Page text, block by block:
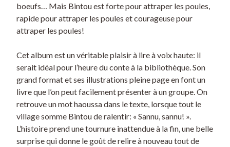
boeufs… Mais Bintou est forte pour attraper les poules,
rapide pour attraper les poules et courageuse pour
attraper les poules!
Cet album est un véritable plaisir à lire à voix haute: il
serait idéal pour l’heure du conte à la bibliothèque. Son
grand format et ses illustrations pleine page en font un
livre que l’on peut facilement présenter à un groupe. On
retrouve un mot haoussa dans le texte, lorsque tout le
village somme Bintou de ralentir: « Sannu, sannu! ».
L’histoire prend une tournure inattendue à la fin, une belle
surprise qui donne le goût de relire à nouveau tout de